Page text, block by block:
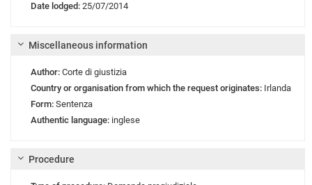
Date lodged: 25/07/2014
Miscellaneous information
Author: Corte di giustizia
Country or organisation from which the request originates: Irlanda
Form: Sentenza
Authentic language: inglese
Procedure